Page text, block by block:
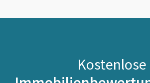
Kostenlose